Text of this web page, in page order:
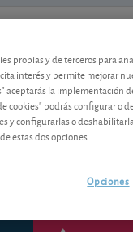
2 min.
BP:
El
propias y de terceros para
interés y permite mejorar
aceptarás la implementación
cookies" podrás configurar o
y configurarlas o
estas dos opciones.
Opciones